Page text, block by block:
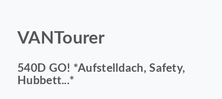
VANTourer
540D GO! *Aufstelldach, Safety,
Hubbett...*